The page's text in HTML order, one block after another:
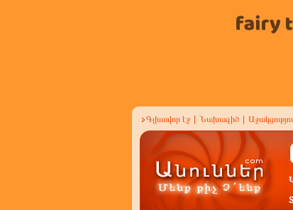
Գլխավոր էջ Նախագիծ